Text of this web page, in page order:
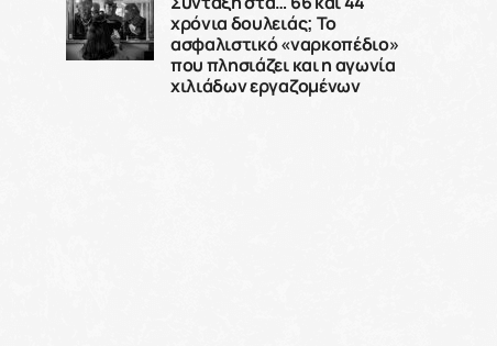
χρόνια δουλειάς; Το
ασφαλιστικό «ναρκοπέδιο»
που πλησιάζει και η αγωνία
χιλιάδων εργαζομένων